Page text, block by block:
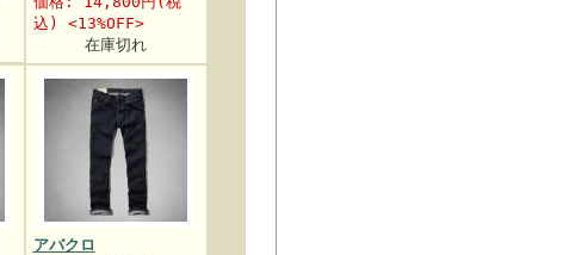
込) <13%OFF>
在庫切れ
アバクロ